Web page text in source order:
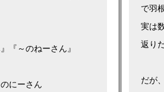
『～のねーさん』
にーさん
で羽
実は
返り
だが